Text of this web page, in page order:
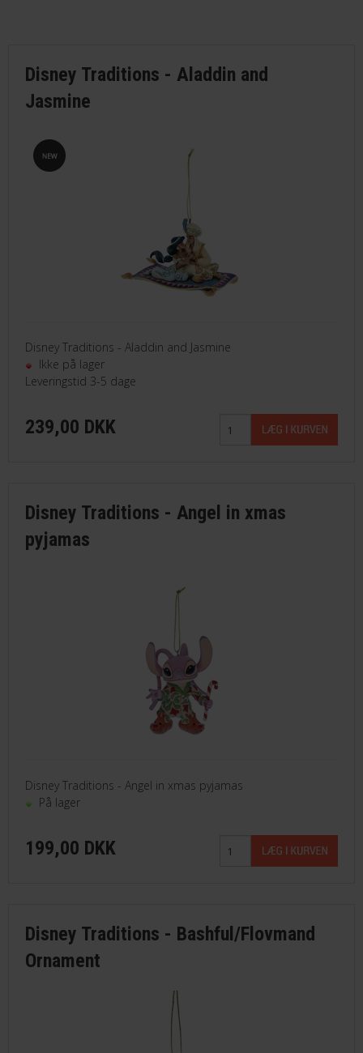
BESTIL
KONTAKT
FRAGT
FORTRYDELSESRET
Disney Traditions - Aladdin and
Jasmine
Disney Traditions - Aladdin and Jasmine
Ikke på lager
Leveringstid 3-5 dage
239,00 DKK
Disney Traditions - Angel in xmas
pyjamas
Disney Traditions - Angel in xmas pyjamas
På lager
199,00 DKK
Disney Traditions - Bashful/Flovmand
Ornament